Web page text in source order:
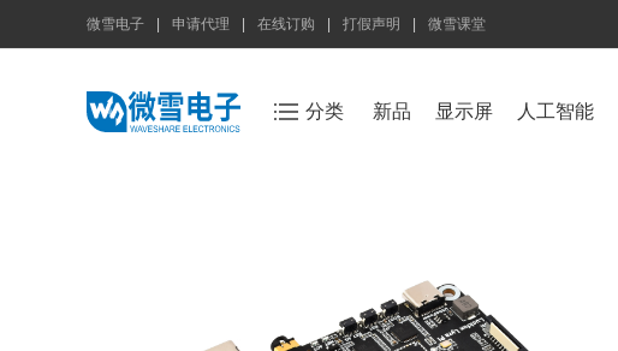
微雪电子 申请代理 在线订购 打假声明 微雪课堂
分类 新品 显示屏 人工智能